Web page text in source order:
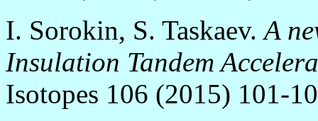
I. Sorokin, S. Taskaev.A
Insulation Tandem
Isotopes 106 (2015) 101-